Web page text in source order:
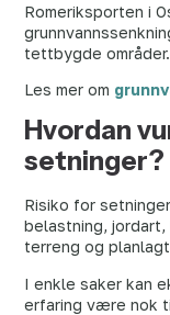
Romeriksporten i
tettbygde områder.
Les mer om
Hvordan
setninger?
Risiko for
belastning,
terreng og
I enkle saker kan
erfaring være nok